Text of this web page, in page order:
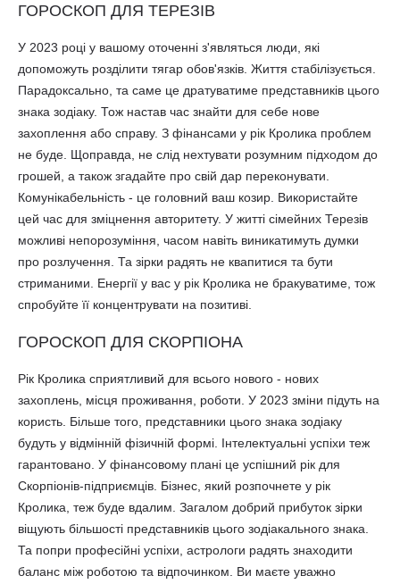
ГОРОСКОП ДЛЯ ТЕРЕЗІВ
У 2023 році у вашому оточенні з'являться люди, які
допоможуть розділити тягар обов'язків. Життя стабілізується.
Парадоксально, та саме це дратуватиме представників цього
знака зодіаку. Тож настав час знайти для себе нове
захоплення або справу. З фінансами у рік Кролика проблем
не буде. Щоправда, не слід нехтувати розумним підходом до
грошей, а також згадайте про свій дар переконувати.
Комунікабельність - це головний ваш козир. Використайте
цей час для зміцнення авторитету. У житті сімейних Терезів
можливі непорозуміння, часом навіть виникатимуть думки
про розлучення. Та зірки радять не квапитися та бути
стриманими. Енергії у вас у рік Кролика не бракуватиме, тож
спробуйте її концентрувати на позитиві.
ГОРОСКОП ДЛЯ СКОРПІОНА
Рік Кролика сприятливий для всього нового - нових
захоплень, місця проживання, роботи. У 2023 зміни підуть на
користь. Більше того, представники цього знака зодіаку
будуть у відмінній фізичній формі. Інтелектуальні успіхи теж
гарантовано. У фінансовому плані це успішний рік для
Скорпіонів-підприємців. Бізнес, який розпочнете у рік
Кролика, теж буде вдалим. Загалом добрий прибуток зірки
віщують більшості представників цього зодіакального знака.
Та попри професійні успіхи, астрологи радять знаходити
баланс між роботою та відпочинком. Ви маєте уважно